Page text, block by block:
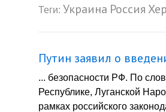
Теги: Украина Россия
Путин заявил о
... безопасности РФ. По
Республике, Луганской
рамках российского